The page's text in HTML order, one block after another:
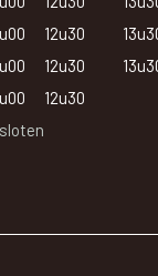
12u30
12u30
12u30